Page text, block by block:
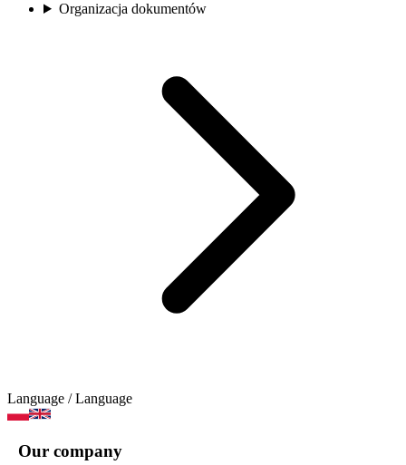
Organizacja dokumentów
Language / Language
Our company